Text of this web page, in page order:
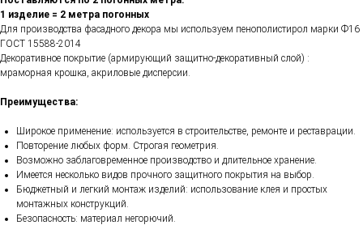
1 изделие = 2 метра погонных
Для производства фасадного декора мы используем пенополистирол марки Ф16
ГОСТ 15588-2014
Декоративное покрытие (армирующий защитно-декоративный слой) :
мраморная крошка, акриловые дисперсии.
Преимущества:
Широкое применение: используется в строительстве, ремонте и реставрации.
Повторение любых форм. Строгая геометрия.
Возможно заблаговременное производство и длительное хранение.
Имеется несколько видов прочного защитного покрытия на выбор.
Бюджетный и легкий монтаж изделий: использование клея и простых
монтажных конструкций.
Безопасность: материал негорючий.